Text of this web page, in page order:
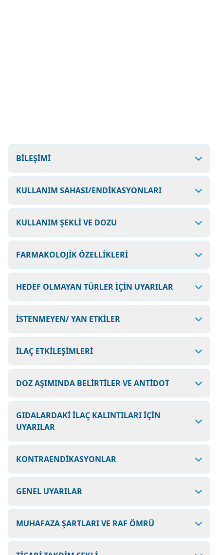
BİLEŞİMİ
KULLANIM SAHASI/ENDİKASYONLARI
KULLANIM ŞEKLİ VE DOZU
FARMAKOLOJİK ÖZELLİKLERİ
HEDEF OLMAYAN TÜRLER İÇİN UYARILAR
İSTENMEYEN/ YAN ETKİLER
İLAÇ ETKİLEŞİMLERİ
DOZ AŞIMINDA BELİRTİLER VE ANTİDOT
GIDALARDAKİ İLAÇ KALINTILARI İÇİN
UYARILAR
KONTRAENDİKASYONLAR
GENEL UYARILAR
MUHAFAZA ŞARTLARI VE RAF ÖMRÜ